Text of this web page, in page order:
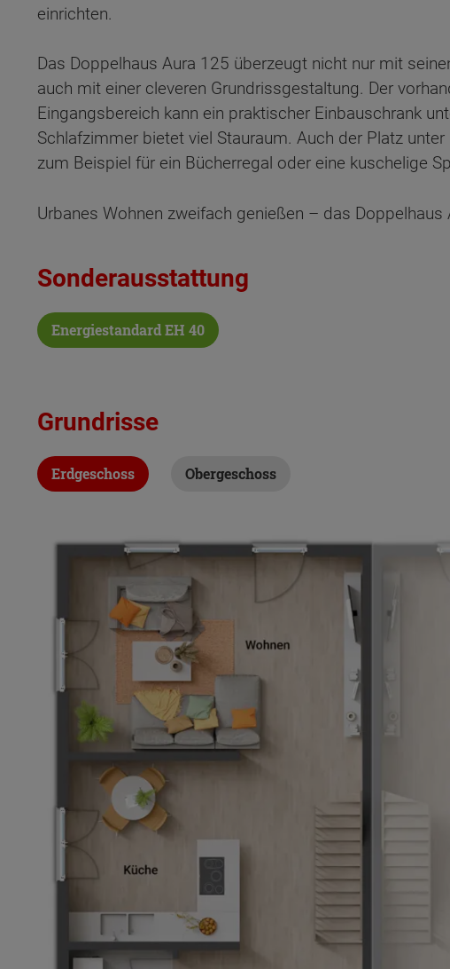
einrichten.
Das Doppelhaus Aura 125 überzeugt nicht nur mit
auch mit einer cleveren Grundrissgestaltung. Der
Eingangsbereich kann ein praktischer Einbauschrank
Schlafzimmer bietet viel Stauraum. Auch der Platz
zum Beispiel für ein Bücherregal oder eine kuschelige
Urbanes Wohnen zweifach genießen – das
Sonderausstattung
Energiestandard EH 40
Grundrisse
Erdgeschoss Obergeschoss
Wonach möchten